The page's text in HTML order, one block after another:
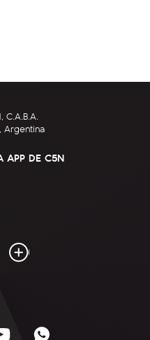
C.A.B.A.
Argentina
APP DE C5N